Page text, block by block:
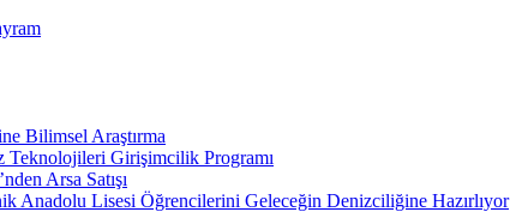
Bilimsel Araştırma
Teknolojileri Girişimcilik Programı
Arsa Satışı
Anadolu Lisesi Öğrencilerini Geleceğin Denizciliğine Hazırlıyor